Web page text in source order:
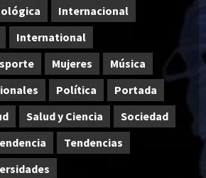
Internacional
International
Mujeres
Música
Política
Portada
Salud y Ciencia
Sociedad
Tendencias